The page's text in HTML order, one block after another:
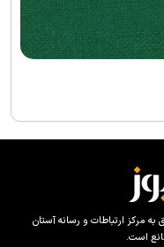
مرکز ارتباطات و رسانه آستان
است.